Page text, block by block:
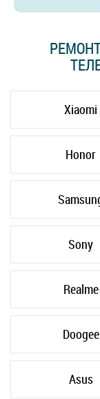
Xiaomi
Honor
Sony
Realme
Doogee
Asus